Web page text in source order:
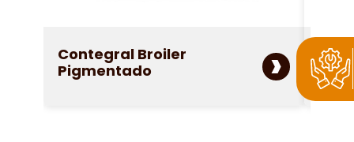
Contegral Broiler
Pigmentado
›